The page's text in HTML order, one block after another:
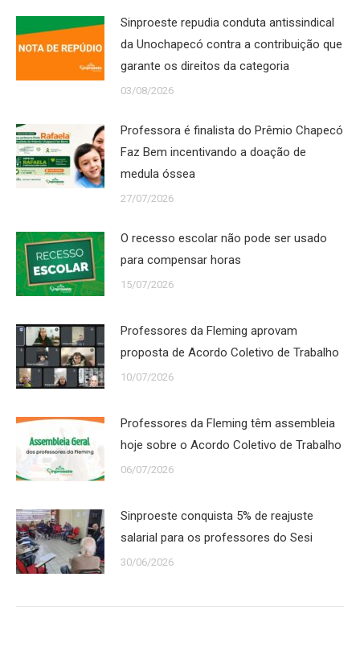
Sinproeste repudia conduta antissindical
da Unochapecó contra a contribuição que
garante os direitos da categoria
03/08/2026
Professora é finalista do Prêmio Chapecó
Faz Bem incentivando a doação de
medula óssea
27/07/2026
O recesso escolar não pode ser usado
para compensar horas
15/07/2026
Professores da Fleming aprovam
proposta de Acordo Coletivo de Trabalho
10/07/2026
Professores da Fleming têm assembleia
hoje sobre o Acordo Coletivo de Trabalho
06/07/2026
Sinproeste conquista 5% de reajuste
salarial para os professores do Sesi
30/06/2026